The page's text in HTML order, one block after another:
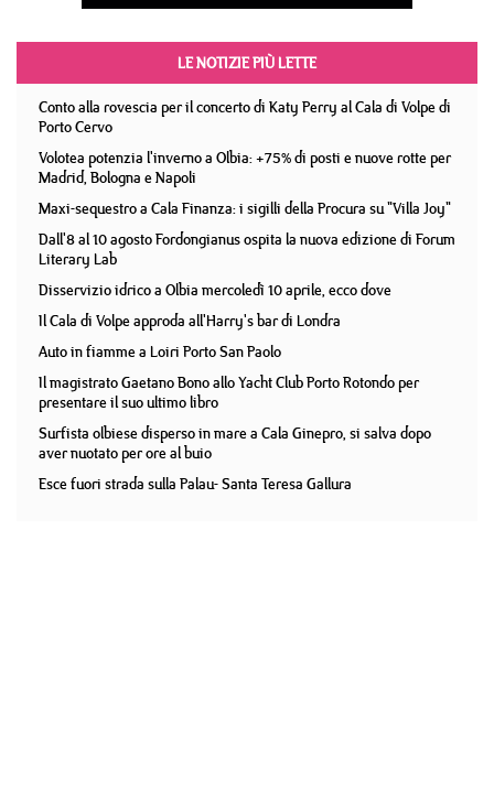
LE NOTIZIE PIÙ LETTE
Conto alla rovescia per il concerto di Katy Perry al Cala di Volpe di
Porto Cervo
Volotea potenzia l'inverno a Olbia: +75% di posti e nuove rotte per
Madrid, Bologna e Napoli
Maxi-sequestro a Cala Finanza: i sigilli della Procura su "Villa Joy"
Dall'8 al 10 agosto Fordongianus ospita la nuova edizione di Forum
Literary Lab
Disservizio idrico a Olbia mercoledì 10 aprile, ecco dove
Il Cala di Volpe approda all'Harry's bar di Londra
Auto in fiamme a Loiri Porto San Paolo
Il magistrato Gaetano Bono allo Yacht Club Porto Rotondo per
presentare il suo ultimo libro
Surfista olbiese disperso in mare a Cala Ginepro, si salva dopo
aver nuotato per ore al buio
Esce fuori strada sulla Palau- Santa Teresa Gallura